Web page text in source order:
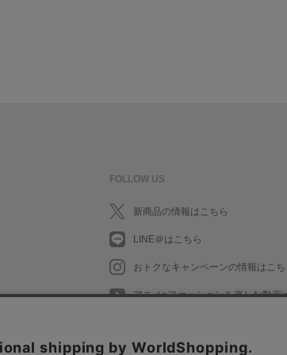
FOLLOW US
新商品の情報はこちら
LINE＠はこちら
おトクなキャンペーンの情報はこち
アニメ×ファッションを楽しむ動画
What's New in English